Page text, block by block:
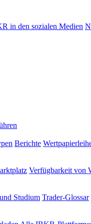
in den sozialen Medien
Berichte
Verfügbarkeit von
Studium Trader-Glossar